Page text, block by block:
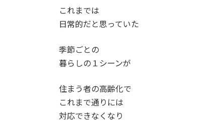
これまでは
日常的だと思っていた
季節ごとの
暮らしの１シーンが
住まう者の高齢化で
これまで通りには
対応できなくなり